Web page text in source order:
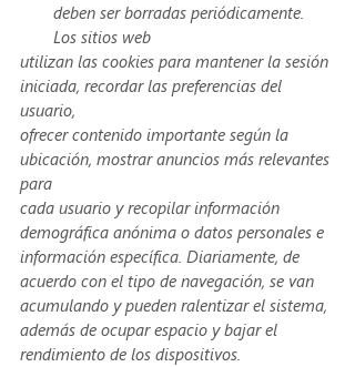
deben ser borradas periódicamente.
Los sitios web
utilizan las cookies para mantener la sesión
iniciada, recordar las preferencias del
usuario,
ofrecer contenido importante según la
ubicación, mostrar anuncios más relevantes
para
cada usuario y recopilar información
demográfica anónima o datos personales e
información específica. Diariamente, de
acuerdo con el tipo de navegación, se van
acumulando y pueden ralentizar el sistema,
además de ocupar espacio y bajar el
rendimiento de los dispositivos.